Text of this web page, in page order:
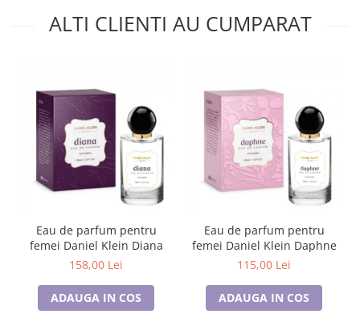
ALTI CLIENTI AU CUMPARAT
Eau de parfum pentru
femei Daniel Klein Diana
158,00 Lei
ADAUGA IN COS
Eau de parfum pentru
femei Daniel Klein Daphne
115,00 Lei
ADAUGA IN COS